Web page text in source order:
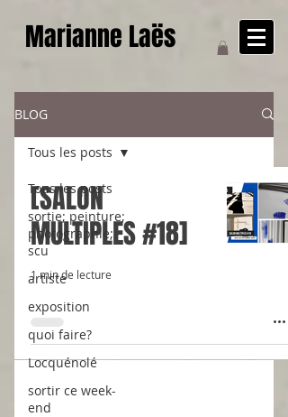
Marianne Laës
BLOG
Tous les posts
sortie; peinture;
photographie;
scu
artiste
exposition
quoi faire?
Locquénolé
sortir ce week-
end
Tous les posts
[SALON
MULTIPLES #18]
1 min de lecture